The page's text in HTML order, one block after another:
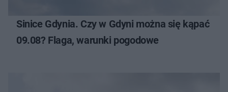
Sinice Gdynia. Czy w Gdyni można się kąpać
09.08? Flaga, warunki pogodowe